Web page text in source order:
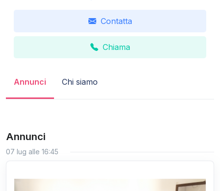
Contatta
Chiama
Annunci Chi siamo
Annunci
07 lug alle 16:45